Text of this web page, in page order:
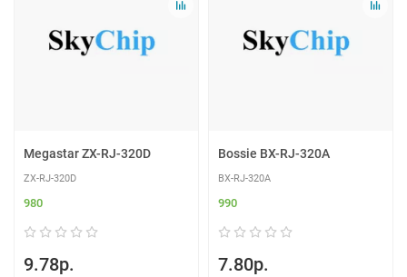
Megastar ZX-RJ-320D
ZX-RJ-320D
980
9.78р.
Bossie BX-RJ-320A
BX-RJ-320A
990
7.80р.